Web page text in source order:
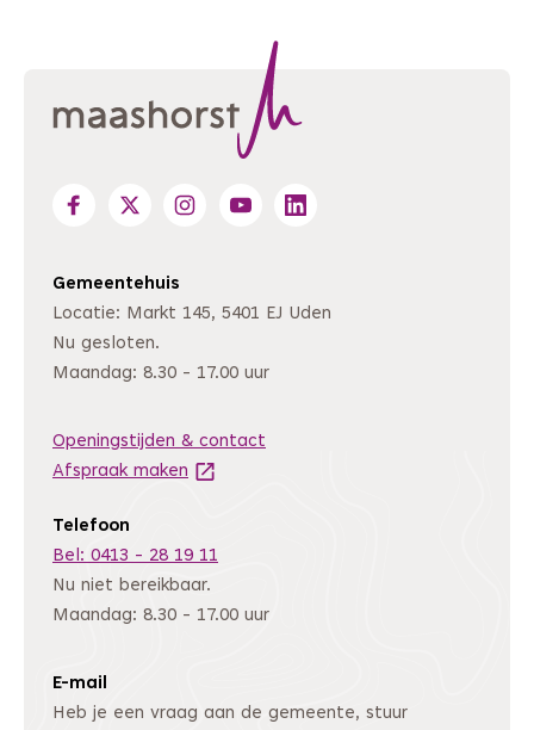
Gemeentehuis
Locatie: Markt 145, 5401 EJ Uden
Nu gesloten.
Maandag: 8.30 - 17.00 uur
Openingstijden & contact
Afspraak maken (Deze link gaat naar een andere
Telefoon
Bel: 0413 - 28 19 11
Nu niet bereikbaar.
Maandag: 8.30 - 17.00 uur
E-mail
Heb je een vraag aan de gemeente, stuur